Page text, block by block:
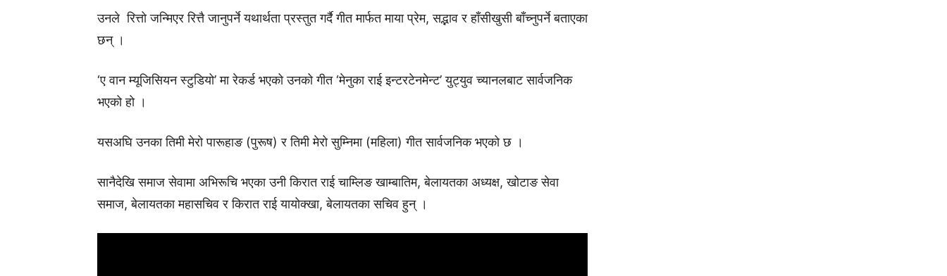
उनले रित्तो जन्मिएर रित्तै जानुपर्ने यथार्थता प्रस्तुत गर्दै गीत मार्फत माया प्रेम, सद्भाव र हाँसीखुसी बाँच्नुपर्ने बताएका
छन् ।
‘ए वान म्यूजिसियन स्टुडियो’ मा रेकर्ड भएको उनको गीत ‘मेनुका राई इन्टरटेनमेन्ट’ युट्युव च्यानलबाट सार्वजनिक
भएको हो ।
यसअघि उनका तिमी मेरो पारूहाङ (पुरूष) र तिमी मेरो सुम्निमा (महिला) गीत सार्वजनिक भएको छ ।
सानैदेखि समाज सेवामा अभिरूचि भएका उनी किरात राई चाम्लिङ खाम्बातिम, बेलायतका अध्यक्ष, खोटाङ सेवा
समाज, बेलायतका महासचिव र किरात राई यायोक्खा, बेलायतका सचिव हुन् ।